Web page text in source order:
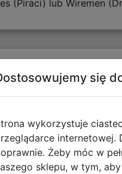
(Piraci) lub Wiremen
się
wykorzystuje
internetowej.
Żeby móc w
sklepu, w tym,